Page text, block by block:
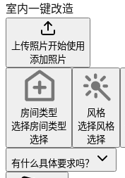
室内一键改造
上传照片开始使用
添加照片
房间类型
选择房间类型
选择
风格
选择风格
选择
有什么具体要求吗？